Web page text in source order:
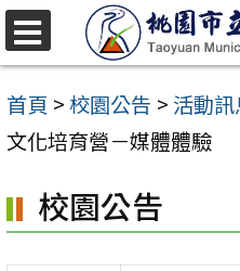
跳
至
主
要
容
區
首頁 >校園公告 > 活動訊
文化培育營－媒體體驗
校園公告
選
單